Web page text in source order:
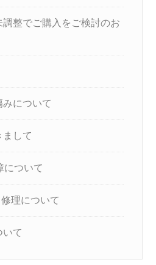
整でご購入をご検討のお
について
して
について
理について
て